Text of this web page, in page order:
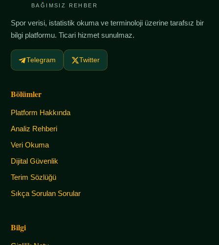
BAĞIMSIZ REHBER
Spor verisi, istatistik okuma ve terminoloji üzerine tarafsız bir
bilgi platformu. Ticari hizmet sunulmaz.
Telegram Twitter
Bölümler
Platform Hakkında
Analiz Rehberi
Veri Okuma
Dijital Güvenlik
Terim Sözlüğü
Sıkça Sorulan Sorular
Bilgi